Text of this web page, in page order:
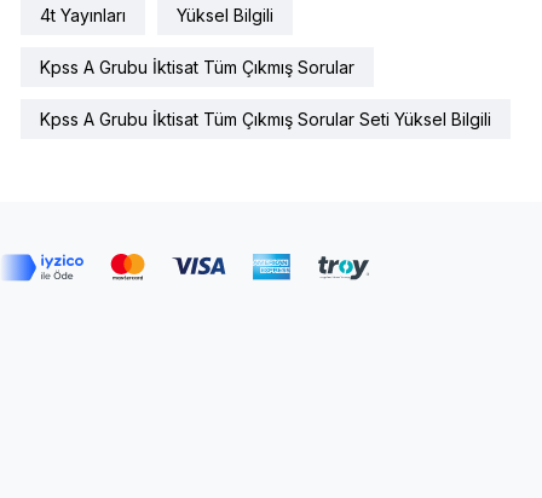
4t Yayınları Yüksel Bilgili
Kpss A Grubu İktisat Tüm Çıkmış Sorular
Kpss A Grubu İktisat Tüm Çıkmış Sorular Seti Yüksel Bilgili